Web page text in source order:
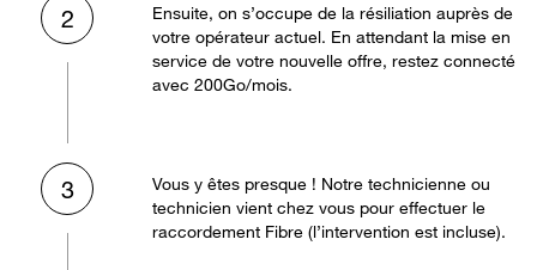
2
Ensuite, on s’occupe de la résiliation auprès de
votre opérateur actuel. En attendant la mise en
service de votre nouvelle offre, restez connecté
avec 200Go/mois.
3
Vous y êtes presque ! Notre technicienne ou
technicien vient chez vous pour effectuer le
raccordement Fibre (l’intervention est incluse).